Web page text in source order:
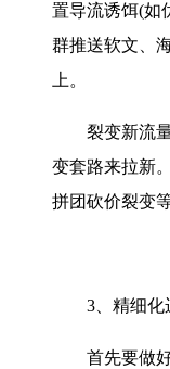
置导流诱饵(如
群推送软文、
上。
裂变新流量
变套路来拉新
拼团砍价裂变等
3、精细化
首先要做好